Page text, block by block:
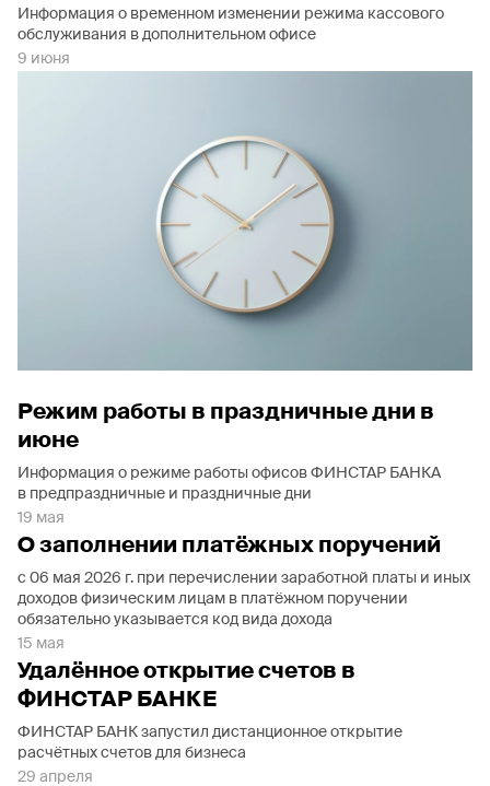
Информация о временном изменении режима кассового
обслуживания в дополнительном офисе
9 июня
Режим работы в праздничные дни в
июне
Информация о режиме работы офисов ФИНСТАР БАНКА
в предпраздничные и праздничные дни
19 мая
О заполнении платёжных поручений
с 06 мая 2026 г. при перечислении заработной платы и иных
доходов физическим лицам в платёжном поручении
обязательно указывается код вида дохода
15 мая
Удалённое открытие счетов в
ФИНСТАР БАНКЕ
ФИНСТАР БАНК запустил дистанционное открытие
расчётных счетов для бизнеса
29 апреля